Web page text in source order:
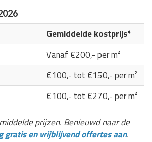
Gemiddelde kostprijs*
Vanaf €200,- per m²
€100,- tot €150,- per m²
€100,- tot €270,- per m²
prijzen. Benieuwd naar de
gratis en vrijblijvend offertes aan.